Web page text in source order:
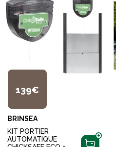
139€
BRINSEA
KIT PORTIER
AUTOMATIQUE